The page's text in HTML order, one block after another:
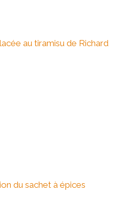
au tiramisu de Richard
du sachet à épices